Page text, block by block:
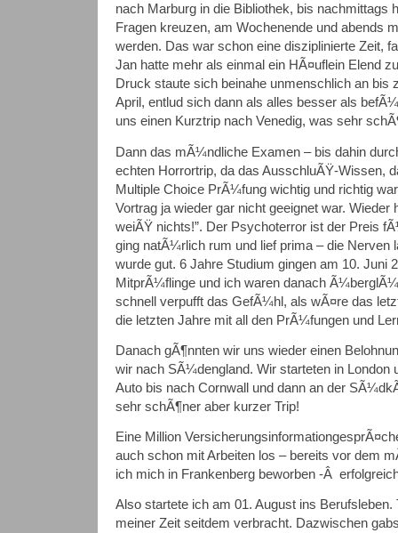
nach Marburg in die Bibliothek, bis nachmittags
Fragen kreuzen, am Wochenende und abends
werden. Das war schon eine disziplinierte Zeit,
Jan hatte mehr als einmal ein HÃ¤uflein Elend
Druck staute sich beinahe unmenschlich an bis
April, entlud sich dann als alles besser als
uns einen Kurztrip nach Venedig, was sehr
Dann das mÃ¼ndliche Examen – bis dahin
echten Horrortrip, da das AusschluÃŸ-Wissen,
Multiple Choice PrÃ¼fung wichtig und richtig
Vortrag ja wieder gar nicht geeignet war.
weiÃŸ nichts!”. Der Psychoterror ist der Preis
ging natÃ¼rlich rum und lief prima – die Nerven
wurde gut. 6 Jahre Studium gingen am 10. Juni
MitprÃ¼flinge und ich waren danach
schnell verpufft das GefÃ¼hl, als wÃ¤re das
die letzten Jahre mit all den PrÃ¼fungen und
Danach gÃ¶nnten wir uns wieder einen
wir nach SÃ¼dengland. Wir starteten in London
Auto bis nach Cornwall und dann an der
sehr schÃ¶ner aber kurzer Trip!
Eine Million
auch schon mit Arbeiten los – bereits vor dem
ich mich in Frankenberg beworben -Â
Also startete ich am 01. August ins Berufsleben.
meiner Zeit seitdem verbracht. Dazwischen